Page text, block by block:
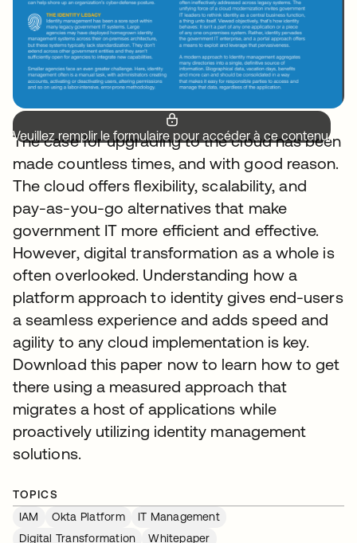
Veuillez remplir le formulaire pour accéder à ce contenu.
The case for upgrading to the cloud has been
made countless times, and with good reason.
The cloud offers flexibility, scalability, and
pay-as-you-go alternatives that make
government IT more efficient and effective.
However, digital transformation as a whole is
often overlooked. Understanding how a
platform approach to identity gives end-users
a seamless experience and adds speed and
agility to any cloud implementation is key.
Download this paper now to learn how to get
there using a measured approach that
migrates a host of applications while
proactively utilizing identity management
solutions.
TOPICS
IAM
Okta Platform
IT Management
Digital Transformation
Whitepaper